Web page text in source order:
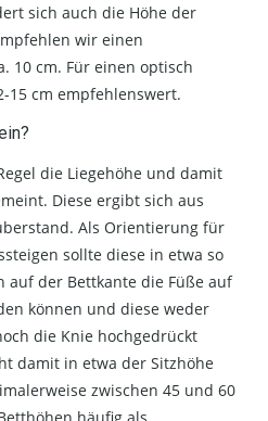
sich auch die Höhe der
wir einen
10 cm. Für einen optisch
15 cm empfehlenswert.
die Liegehöhe und damit
Diese ergibt sich aus
Als Orientierung für
sollte diese in etwa so
auf der Bettkante die Füße auf
können und diese weder
die Knie hochgedrückt
damit in etwa der Sitzhöhe
zwischen 45 und 60